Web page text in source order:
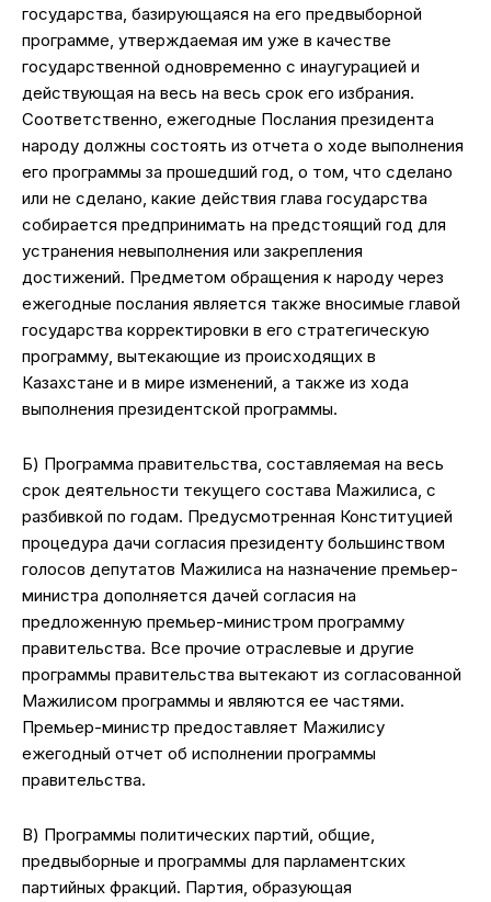
государства, базирующаяся на его предвыборной
программе, утверждаемая им уже в качестве
государственной одновременно с инаугурацией и
действующая на весь на весь срок его избрания.
Соответственно, ежегодные Послания президента
народу должны состоять из отчета о ходе выполнения
его программы за прошедший год, о том, что сделано
или не сделано, какие действия глава государства
собирается предпринимать на предстоящий год для
устранения невыполнения или закрепления
достижений. Предметом обращения к народу через
ежегодные послания является также вносимые главой
государства корректировки в его стратегическую
программу, вытекающие из происходящих в
Казахстане и в мире изменений, а также из хода
выполнения президентской программы.
Б) Программа правительства, составляемая на весь
срок деятельности текущего состава Мажилиса, с
разбивкой по годам. Предусмотренная Конституцией
процедура дачи согласия президенту большинством
голосов депутатов Мажилиса на назначение премьер-
министра дополняется дачей согласия на
предложенную премьер-министром программу
правительства. Все прочие отраслевые и другие
программы правительства вытекают из согласованной
Мажилисом программы и являются ее частями.
Премьер-министр предоставляет Мажилису
ежегодный отчет об исполнении программы
правительства.
В) Программы политических партий, общие,
предвыборные и программы для парламентских
партийных фракций. Партия, образующая